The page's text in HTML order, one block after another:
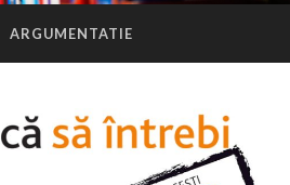
ARGUMENTATIE